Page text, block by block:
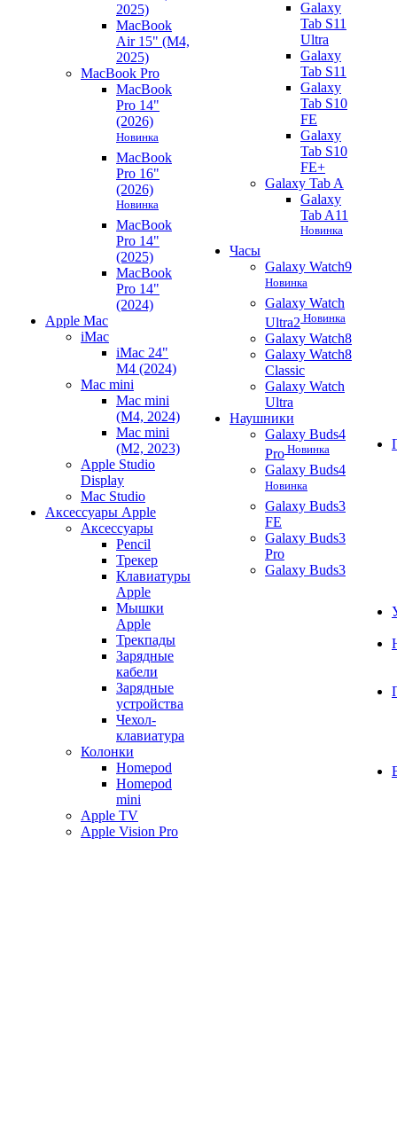
2025)
MacBook
Air 15" (M4,
2025)
MacBook Pro
MacBook
Pro 14"
(2026)
Новинка
MacBook
Pro 16"
(2026)
Новинка
MacBook
Pro 14"
(2025)
MacBook
Pro 14"
(2024)
Apple Mac
iMac
iMac 24"
M4 (2024)
Mac mini
Mac mini
(M4, 2024)
Mac mini
(M2, 2023)
Apple Studio
Display
Mac Studio
Аксессуары Apple
Аксессуары
Pencil
Трекер
Клавиатуры
Apple
Мышки
Apple
Трекпады
Зарядные
кабели
Зарядные
устройства
Чехол-
клавиатура
Колонки
Homepod
Homepod
mini
Apple TV
Apple Vision Pro
Galaxy
Tab S11
Ultra
Galaxy
Tab S11
Galaxy
Tab S10
FE
Galaxy
Tab S10
FE+
Galaxy Tab A
Galaxy
Tab A11
Новинка
Часы
Galaxy Watch9
Новинка
Galaxy Watch
Ultra2 Новинка
Galaxy Watch8
Galaxy Watch8
Classic
Galaxy Watch
Ultra
Наушники
Galaxy Buds4
Pro Новинка
Galaxy Buds4
Новинка
Galaxy Buds3
FE
Galaxy Buds3
Pro
Galaxy Buds3